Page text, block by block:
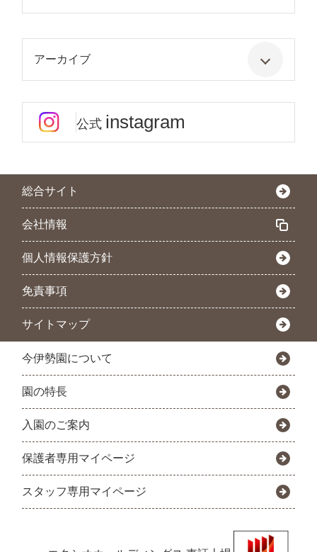
アーカイブ
公式 instagram
総合サイト
会社情報
個人情報保護方針
免責事項
サイトマップ
今伊勢園について
園の特長
入園のご案内
保護者専用マイページ
スタッフ専用マイページ